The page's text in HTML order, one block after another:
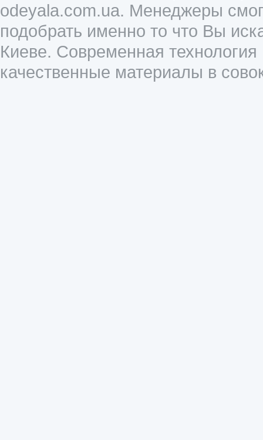
odeyala.com.ua. Менеджеры
подобрать именно то что Вы
Киеве. Современная
качественные материалы в